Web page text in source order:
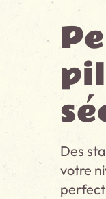
Des
votre